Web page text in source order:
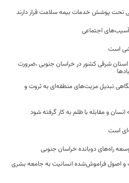
آسیب‌های اجتماعی
است
استان شرقی کشور در خراسان جنوبی ،ضرورت
تبدیل مزیت‌های منطقه‌ای به ثروت و
و مقابله با ظلم به کار گرفته شود
است
و اصول فراموش‌شده انسانیت به جامعه بشری